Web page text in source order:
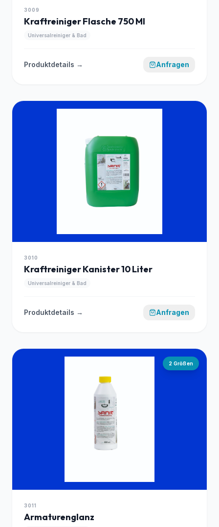
3009
Kraftreiniger Flasche 750 Ml
Universalreiniger & Bad
Produktdetails → Anfragen
3010
Kraftreiniger Kanister 10 Liter
Universalreiniger & Bad
Produktdetails → Anfragen
2 Größen
3011
Armaturenglanz